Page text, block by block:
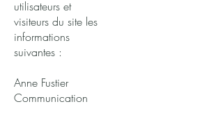
utilisateurs et
visiteurs du site les
informations
suivantes :
Anne Fustier
Communication